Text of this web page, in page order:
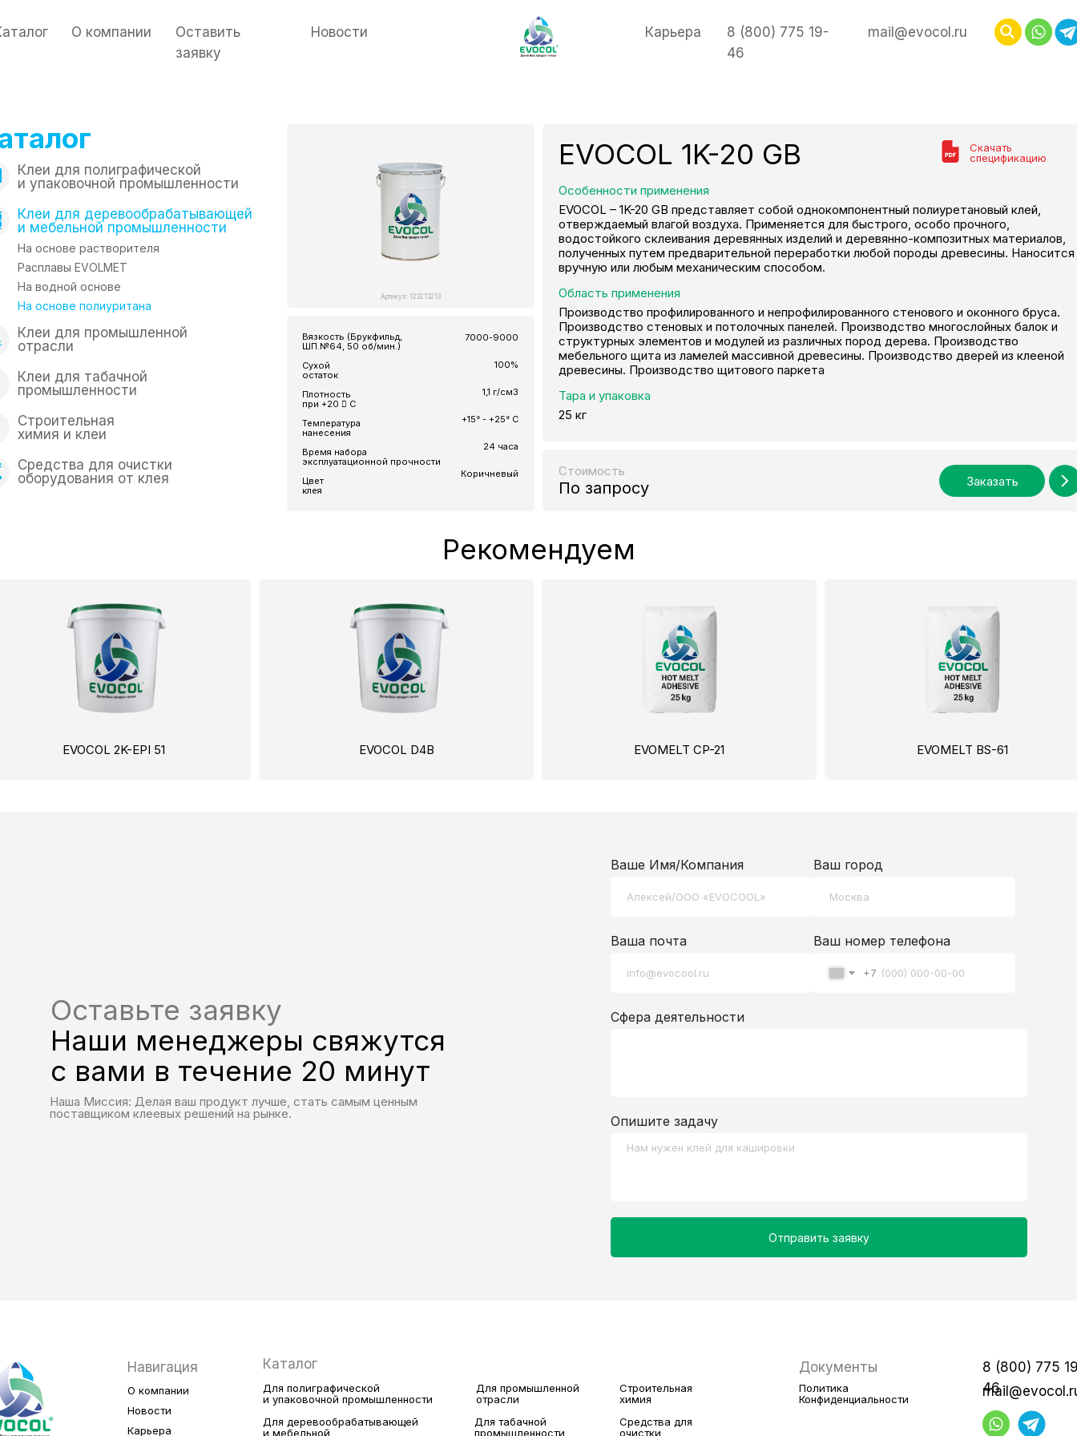
Карьера
Новости
Оставить
заявку
О компании
8 (800) 775 19-
46
mail@evocol.ru
Клеи для деревообрабатывающей
и мебельной промышленности
Клеи для табачной
промышленности
Строительная
химия и клеи
Средства для очистки
оборудования от клея
На основе полиуритана
На водной основе
На основе растворителя
Расплавы EVOLMET
Клеи для полиграфической
и упаковочной промышленности
Клеи для промышленной
отрасли
EVOCOL 1K-20 GB
По запросу
Стоимость
Особенности применения
EVOCOL – 1K-20 GB представляет собой однокомпонентный полиуретановый клей,
отверждаемый влагой воздуха. Применяется для быстрого, особо прочного,
водостойкого склеивания деревянных изделий и деревянно-композитных материалов,
полученных путем предварительной переработки любой породы древесины. Наносится
вручную или любым механическим способом.
25 кг
Скачать
спецификацию
Артикул: 123213213
Тара и упаковка
Область применения
Производство профилированного и непрофилированного стенового и оконного бруса.
Производство стеновых и потолочных панелей. Производство многослойных балок и
структурных элементов и модулей из различных пород дерева. Производство
мебельного щита из ламелей массивной древесины. Производство дверей из клееной
древесины. Производство щитового паркета
Заказать
7000-9000
100%
1,1 г/см3
+15° - +25° C
24 часа
Коричневый
Вязкость (Брукфильд,
ШП.№64, 50 об/мин.)
Сухой
остаток
Плотность
при +20  С
Температура
нанесения
Время набора
эксплуатационной прочности
Цвет
клея
Рекомендуем
EVOCOL D4B
EVOCOL 2K-EPI 51 EVOMELT BS-61
EVOMELT СP-21
Ваше Имя/Компания Ваш город
Ваша почта Ваш номер телефона
+7
Сфера деятельности
Опишите задачу
Отправить заявку
Оставьте заявку
Наши менеджеры свяжутся
с вами в течение 20 минут
Наша Миссия: Делая ваш продукт лучше, стать самым ценным
поставщиком клеевых решений на рынке.
Для табачной
промышленности
Средства для
очистки
Строительная
химия
Для промышленной
отрасли
Для деревообрабатывающей
и мебельной
Для полиграфической
и упаковочной промышленности
Каталог
Карьера
Новости
О компании
Навигация
Политика
Конфиденциальности
Документы
8 (800) 775
46